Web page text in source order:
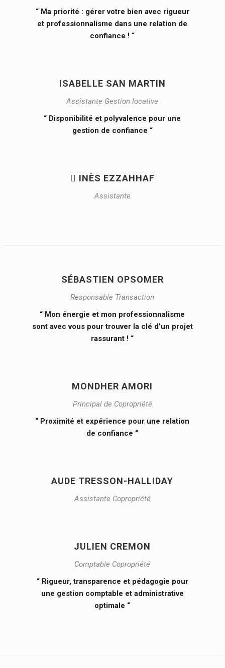
“ Ma priorité : gérer votre bien avec rigueur
et professionnalisme dans une relation de
confiance ! “
ISABELLE SAN MARTIN
Assistante Gestion locative
“ Disponibilité et polyvalence pour une
gestion de confiance “
 INÈS EZZAHHAF
Assistante
SÉBASTIEN OPSOMER
Responsable Transaction
“ Mon énergie et mon professionnalisme
sont avec vous pour trouver la clé d’un projet
rassurant ! “
MONDHER AMORI
Principal de Copropriété
“ Proximité et expérience pour une relation
de confiance “
AUDE TRESSON-HALLIDAY
Assistante Copropriété
JULIEN CREMON
Comptable Copropriété
“ Rigueur, transparence et pédagogie pour
une gestion comptable et administrative
optimale “